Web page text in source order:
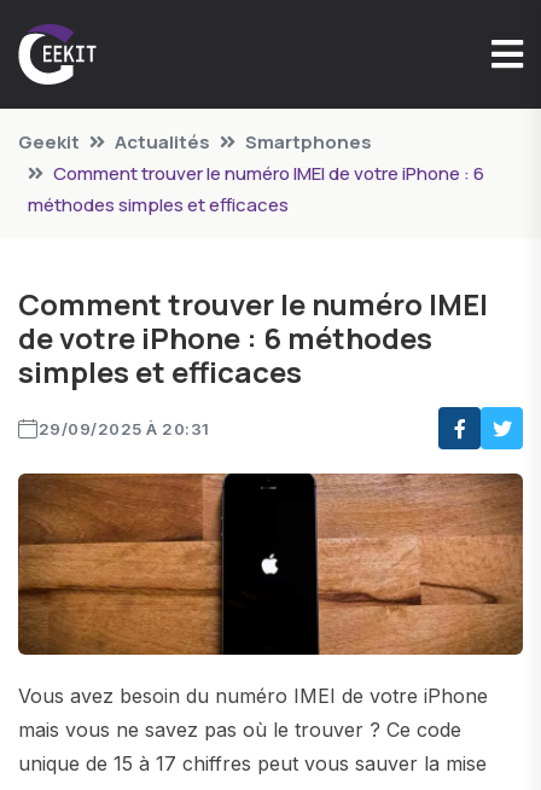
Geekit Actualités
Smartphones
Comment trouver le numéro IMEI de votre iPhone : 6
méthodes simples et efficaces
Comment trouver le numéro IMEI
de votre iPhone : 6 méthodes
simples et efficaces
29/09/2025 À 20:31
Vous avez besoin du numéro IMEI de votre iPhone
mais vous ne savez pas où le trouver ? Ce code
unique de 15 à 17 chiffres peut vous sauver la mise